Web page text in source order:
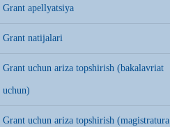
Grant apellyatsiya
Grant natijalari
Grant uchun ariza topshirish (bakalavriat
uchun)
Grant uchun ariza topshirish (magistratura